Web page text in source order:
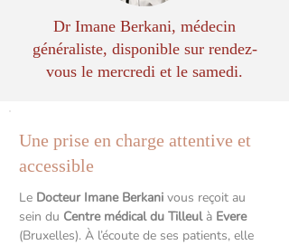
Dr Imane Berkani, médecin
généraliste, disponible sur rendez-
vous le mercredi et le samedi.
Une prise en charge attentive et
accessible
Le Docteur Imane Berkani vous reçoit au
sein du Centre médical du Tilleulà Evere
(Bruxelles). À l’écoute de ses patients, elle